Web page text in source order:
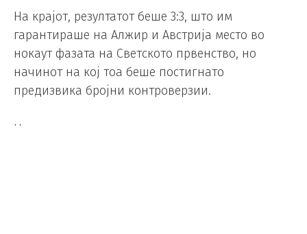
На крајот, резултатот беше 3:3, што им
гарантираше на Алжир и Австрија место во
нокаут фазата на Светското првенство, но
начинот на кој тоа беше постигнато
предизвика бројни контроверзии.
Натпреварот влезе во напната завршница